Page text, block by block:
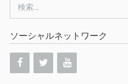
索:
ソーシャルネットワーク